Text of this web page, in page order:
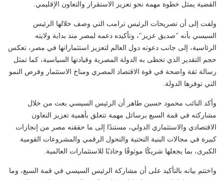
القضية يمثل خطوة مهمة نحو تعزيز الاستقرار والتعاون الإقليمي.
ولفت إلى أن تصريحات الرئيس ترامب التي وصف خلالها الرئيس
السيسي بأنه "صديق عزيز"، وتأكيده دعمه لمصر منذ بداية ولايته
الرئاسية، إلى جانب دعوته دول العالم لتعزيز استثماراتها في مصر، تعكس
حجم التقدير الذي تحظى به الدولة المصرية وقيادتها السياسية، كما تمثل
رسالة ثقة واضحة في قوة الاقتصاد المصري ومناخ الاستثمار وفرص النمو
التي توفرها الدولة.
وأكد النائب محمود حسين طاهر أن الرئيس السيسي بعث من خلال
مشاركته في قمة السبع برسائل مهمة تتعلق بأهمية تعزيز التعاون
الاقتصادي والاستثماري الدولي، مستندًا إلى ما حققته مصر من إنجازات
كبيرة في مجالات البنية التحتية والتحول الرقمي والمشروعات القومية
الكبرى، بما يجعلها شريكًا موثوقًا وجاذبًا للاستثمارات العالمية.
واختتم بيانه بالتأكيد على أن مشاركة الرئيس السيسي في قمة السبع، وما